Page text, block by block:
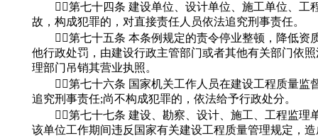
第七十四条 建设单位、设计单位、施工单位、工
故，构成犯罪的，对直接责任人员依法追究刑事责任。
第七十五条 本条例规定的责令停业整顿，降低资
他行政处罚，由建设行政主管部门或者其他有关部门依
理部门吊销其营业执照。
第七十六条 国家机关工作人员在建设工程质量监
追究刑事责任;尚不构成犯罪的，依法给予行政处分。
第七十七条 建设、勘察、设计、施工、工程监理
该单位工作期间违反国家有关建设工程质量管理规定，